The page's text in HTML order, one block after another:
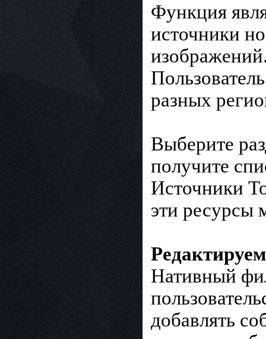
Функция
источники
разных
Выберите
получите
Источники
эти ресурсы
Нативный
добавлять